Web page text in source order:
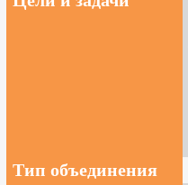
Тип объединения